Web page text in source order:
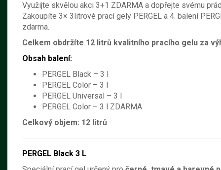
Využijte skvělou akci 3+1 ZDARMA a dopřejte svému
Zakoupíte 3× 3litrové prací gely PERGEL a 4. balení
zdarma.
Celkem obdržíte 12 litrů kvalitního pracího gelu za
Obsah balení:
PERGEL Black – 3 l
PERGEL Color – 3 l
PERGEL Universal – 3 l
PERGEL Color – 3 l ZDARMA
Celkový objem: 12 litrů
PERGEL Black 3 L